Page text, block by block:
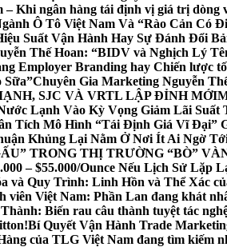
– Khi ngân hàng tái định vị giá trị dòng
Ô Tô Việt Nam Và “Rào Cản Có
Suất Vận Hành Hay Sự Đánh Đổi
Thế Hoan: “BIDV và Nghịch Lý
Employer Branding hay Chiến lược
Sữa”Chuyên Gia Marketing Nguyễn
SJC VÀ VRTL LẬP ĐỈNH MỚI
Lạnh Vào Kỳ Vọng Giảm Lãi Suất
Tích Mô Hình “Tái Định Giá Vĩ Đại”
Khủng Lại Nằm Ở Nơi Ít Ai Ngờ
TRONG THỊ TRƯỜNG “BÒ”
– $55.000/Ounce Nếu Lịch Sử Lặp
và Quy Trình: Linh Hồn và Thể Xác
viên Việt Nam: Phần Lan đang khát
Biến rau câu thành tuyệt tác
Bí Quyết Vận Hành Trade
của TLG Việt Nam đang tìm kiếm